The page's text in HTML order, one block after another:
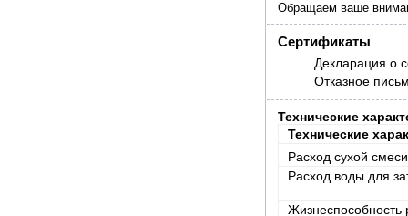
Обращаем ваше
Сертификаты
Декларация о
Отказное
Технические
Технические
Расход сухой
Расход воды для
Жизнеспособность